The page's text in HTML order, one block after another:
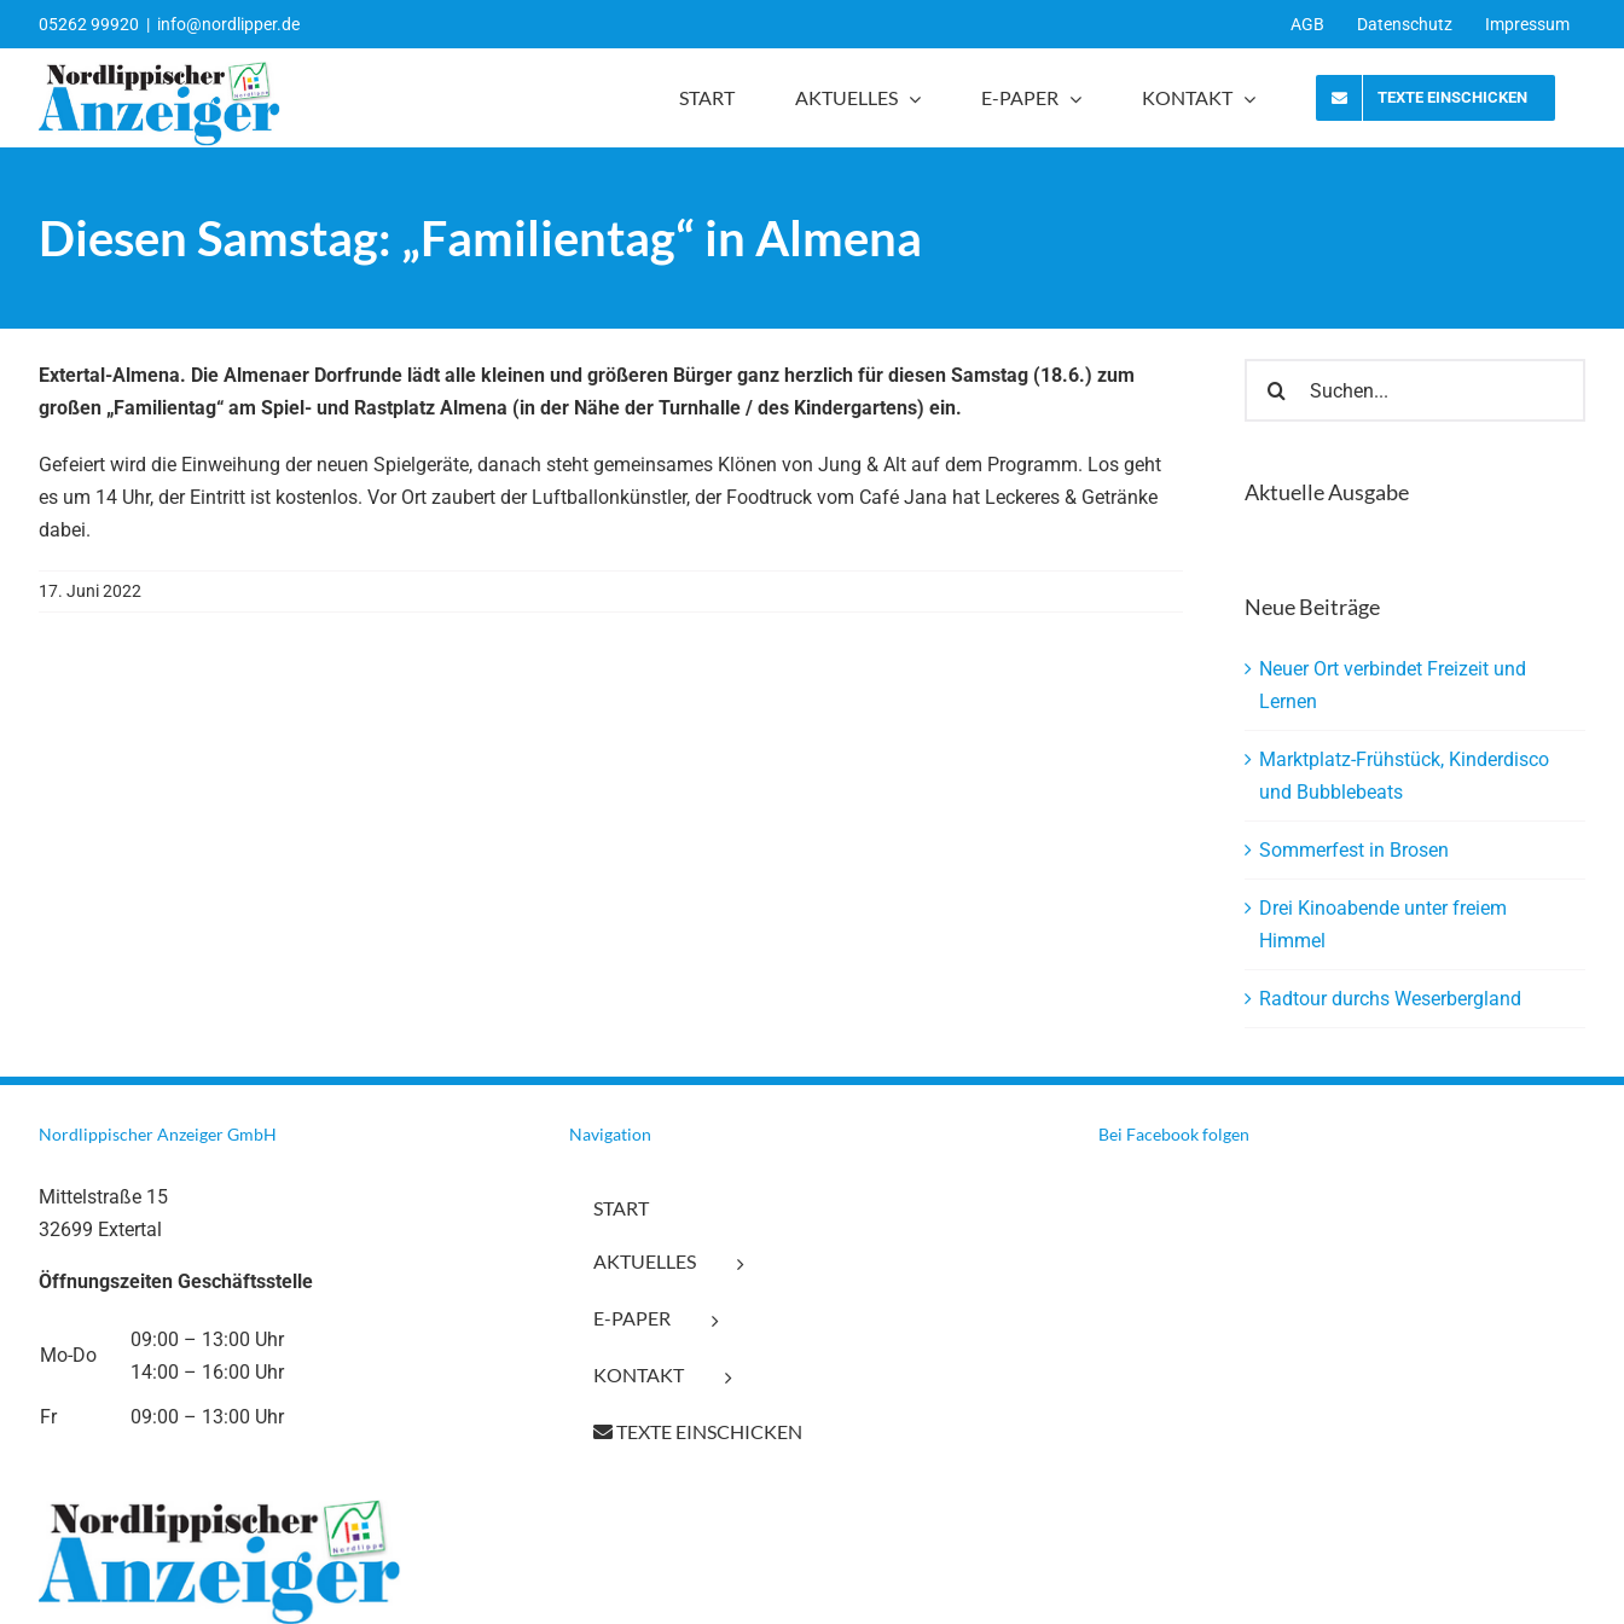
Inhalt
springen
05262 99920 | info@nordlipper.de AGB Datenschutz Impressum
START AKTUELLES E-PAPER KONTAKT TEXTE EINSCHICKEN
Diesen Samstag: „Familientag“ in Almena
Extertal-Almena. Die Almenaer Dorfrunde lädt alle kleinen und größeren Bürger ganz herzlich für diesen Samstag (18.6.) zum
großen „Familientag“ am Spiel- und Rastplatz Almena (in der Nähe der Turnhalle / des Kindergartens) ein.
Gefeiert wird die Einweihung der neuen Spielgeräte, danach steht gemeinsames Klönen von Jung & Alt auf dem Programm. Los geht
es um 14 Uhr, der Eintritt ist kostenlos. Vor Ort zaubert der Luftballonkünstler, der Foodtruck vom Café Jana hat Leckeres & Getränke
dabei.
17. Juni 2022
nach:
Aktuelle Ausgabe
Neue Beiträge
Neuer Ort verbindet Freizeit und
Lernen
Marktplatz-Frühstück, Kinderdisco
und Bubblebeats
Sommerfest in Brosen
Drei Kinoabende unter freiem
Himmel
Radtour durchs Weserbergland
Nordlippischer Anzeiger GmbH
Mittelstraße 15
32699 Extertal
Öffnungszeiten Geschäftsstelle
Mo-Do
09:00 – 13:00 Uhr
14:00 – 16:00 Uhr
Fr
09:00 – 13:00 Uhr
Navigation
START
AKTUELLES
E-PAPER
KONTAKT
TEXTE EINSCHICKEN
Bei Facebook folgen